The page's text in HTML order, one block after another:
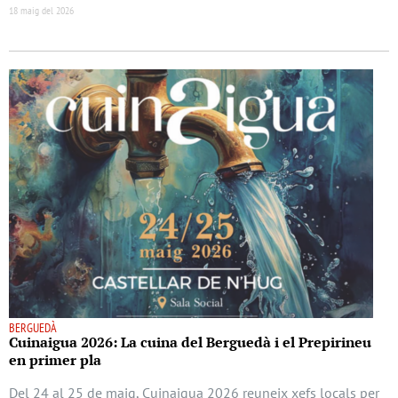
18 maig del 2026
BERGUEDÀ
Cuinaigua 2026: La cuina del Berguedà i el Prepirineu
en primer pla
Del 24 al 25 de maig, Cuinaigua 2026 reuneix xefs locals per